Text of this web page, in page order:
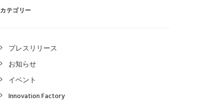
カテゴリー
プレスリリース
お知らせ
イベント
Innovation Factory